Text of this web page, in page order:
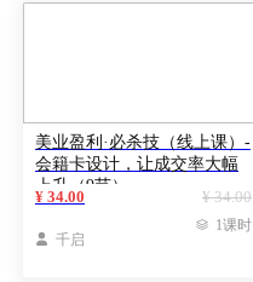
美业盈利·必杀技（线上课）-
会籍卡设计，让成交率大幅
上升（9节）
¥ 34.00
¥ 34.00
 千启
 1课时